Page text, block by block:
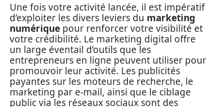
Une fois votre activité lancée, il est impératif
d’exploiter les divers leviers du marketing
numérique pour renforcer votre visibilité et
votre crédibilité. Le marketing digital offre
un large éventail d’outils que les
entrepreneurs en ligne peuvent utiliser pour
promouvoir leur activité. Les publicités
payantes sur les moteurs de recherche, le
marketing par e-mail, ainsi que le ciblage
public via les réseaux sociaux sont des